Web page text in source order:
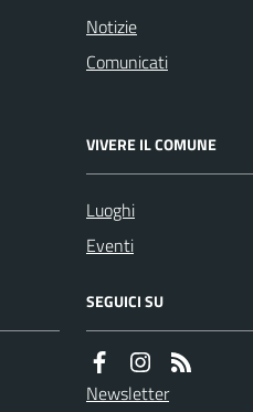
Notizie
Comunicati
VIVERE IL COMUNE
Luoghi
Eventi
SEGUICI SU
Newsletter